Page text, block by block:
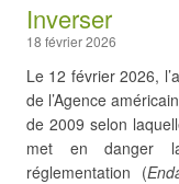
Inverser
18 février 2026
Le 12 février 2026,
de l’Agence
de 2009 selon
met en danger
réglementation (